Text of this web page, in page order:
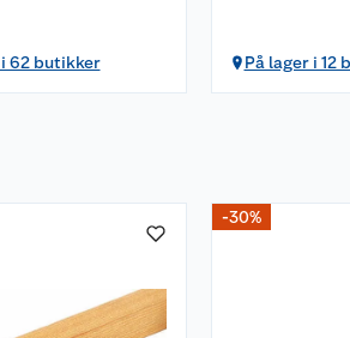
i 62 butikker På lager i 12
-30%